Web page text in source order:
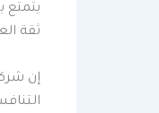
يتمتع
ثقة
إن